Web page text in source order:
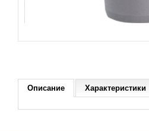
Описание Характеристики